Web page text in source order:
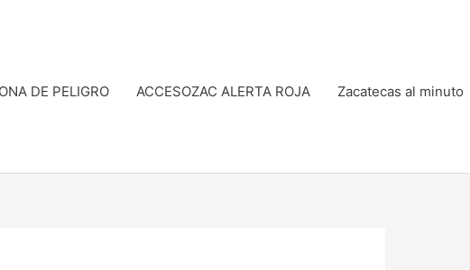
DE PELIGRO ACCESOZAC ALERTA ROJA Zacatecas al minuto